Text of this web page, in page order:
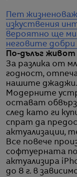
Пет
изкуствения
вероятно ще
неговите
По-дълъг
За разлика от
годност,
нашите джаджи.
Модерните
остават
след като ги
спрат да
актуализации,
Все повече
софтуерната
актуализира
до 8 г. в